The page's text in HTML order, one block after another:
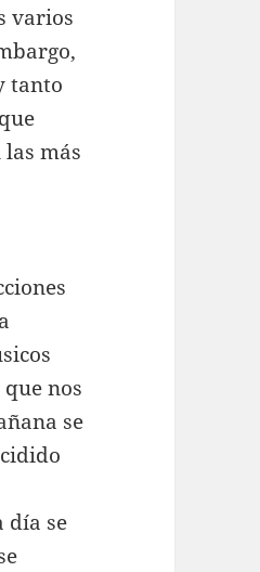
varios
tanto
más
nos
se
día se